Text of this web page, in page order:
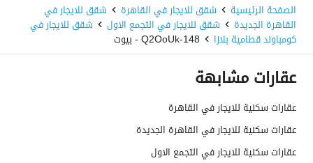
الصفحة الرئيسية شقق للايجار في القاهرة شقق للايجار في
القاهرة الجديدة شقق للايجار في التجمع الاول شقق للايجار في
كومباوند قطامية بلازا 148-Q2OoUk - بيوت
عقارات مشابهة
عقارات سكنية للايجار في القاهرة
عقارات سكنية للايجار في القاهرة الجديدة
عقارات سكنية للايجار في التجمع الاول